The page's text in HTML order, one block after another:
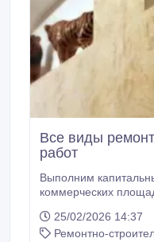
Все виды
работ
Выполним капитальный
коммерческих площадей. Большой опыт
строительные работы, ремонтно-отделочные в
любых объемах. Постоянное совершенствование
25/02/2026 14:37
Ремонтно-